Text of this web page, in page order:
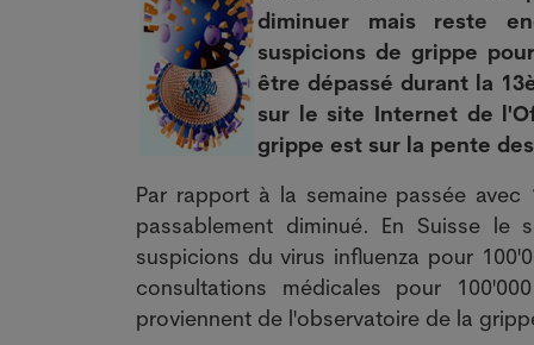
diminuer mais reste
suspicions de grippe
être dépassé durant la
sur le site Internet de
grippe est sur la pente
Par rapport à la semaine passée
passablement diminué. En Suisse
suspicions du virus influenza pour
consultations médicales pour
proviennent de l'observatoire de la